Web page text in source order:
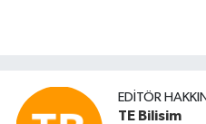
EDITÖR
TE Bilisim
YAŞAM